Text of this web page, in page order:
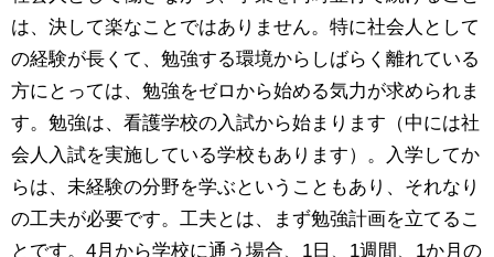
は、決して楽なことではありません。特に社会人として
の経験が長くて、勉強する環境からしばらく離れている
方にとっては、勉強をゼロから始める気力が求められま
す。勉強は、看護学校の入試から始まります（中には社
会人入試を実施している学校もあります）。入学してか
らは、未経験の分野を学ぶということもあり、それなり
の工夫が必要です。工夫とは、まず勉強計画を立てるこ
とです。4月から学校に通う場合、1日、1週間、1か月の